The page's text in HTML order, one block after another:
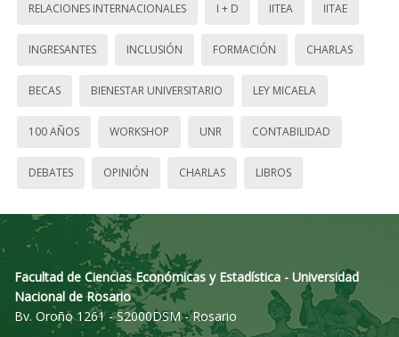
RELACIONES INTERNACIONALES I + D IITEA IITAE
INGRESANTES INCLUSIÓN FORMACIÓN CHARLAS
BECAS BIENESTAR UNIVERSITARIO LEY MICAELA
100 AÑOS WORKSHOP UNR CONTABILIDAD
DEBATES OPINIÓN CHARLAS LIBROS
Facultad de Ciencias Económicas y Estadística - Universidad
Nacional de Rosario
Bv. Oroño 1261 - S2000DSM - Rosario